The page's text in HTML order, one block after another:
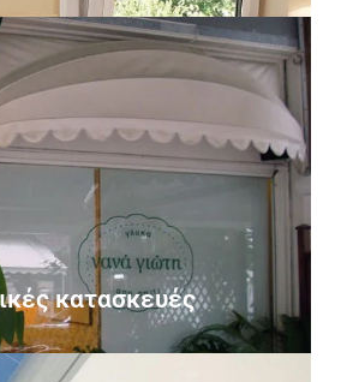
κατασκευές
κατασκευές
κατασκευές - parking, στέγαστρα
και όποια άλλη περίπτωση
φροντίδα στέγασης.
Περισσότερα